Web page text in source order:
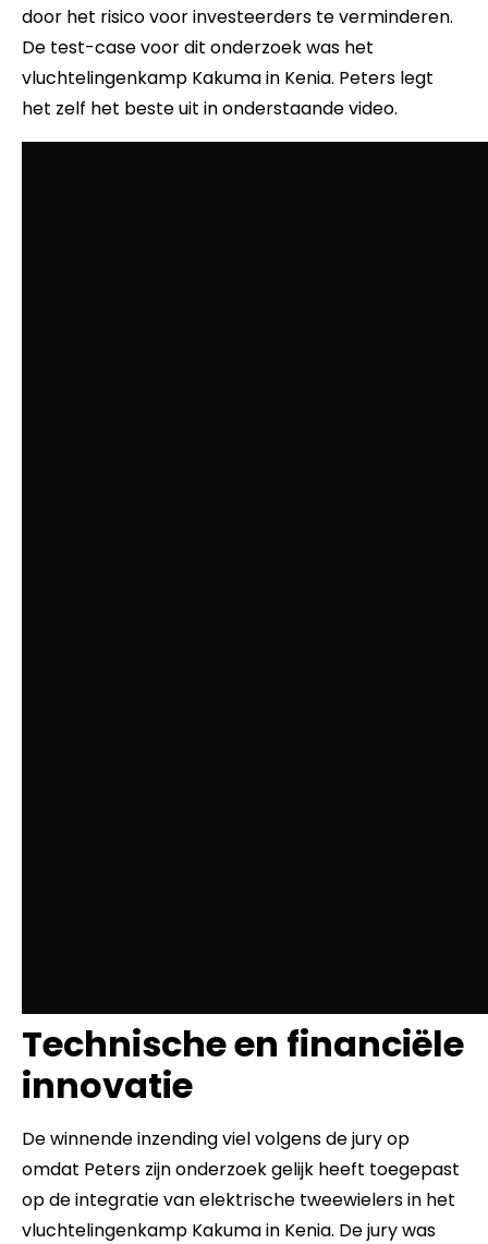
door het risico voor investeerders te verminderen.
De test-case voor dit onderzoek was het
vluchtelingenkamp Kakuma in Kenia. Peters legt
het zelf het beste uit in onderstaande video.
Technische en financiële
innovatie
De winnende inzending viel volgens de jury op
omdat Peters zijn onderzoek gelijk heeft toegepast
op de integratie van elektrische tweewielers in het
vluchtelingenkamp Kakuma in Kenia. De jury was